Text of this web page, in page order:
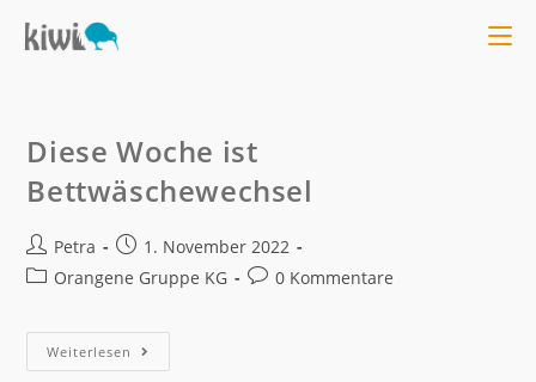
Diese Woche ist
Bettwäschewechsel
Petra
1. November 2022
Orangene Gruppe KG
0 Kommentare
Weiterlesen